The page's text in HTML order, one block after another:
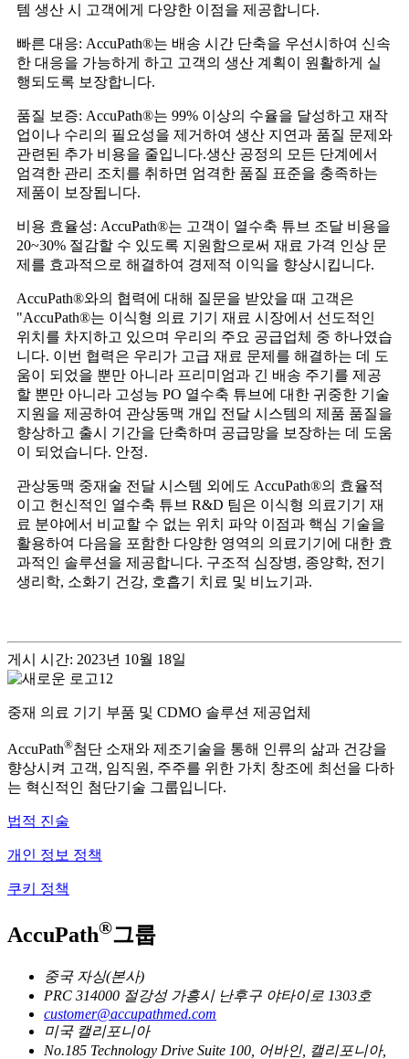
템 생산 시 고객에게 다양한 이점을 제공합니다.
빠른 대응: AccuPath®는 배송 시간 단축을 우선시하여 신속
한 대응을 가능하게 하고 고객의 생산 계획이 원활하게 실
행되도록 보장합니다.
품질 보증: AccuPath®는 99% 이상의 수율을 달성하고 재작
업이나 수리의 필요성을 제거하여 생산 지연과 품질 문제와
관련된 추가 비용을 줄입니다.생산 공정의 모든 단계에서
엄격한 관리 조치를 취하면 엄격한 품질 표준을 충족하는
제품이 보장됩니다.
비용 효율성: AccuPath®는 고객이 열수축 튜브 조달 비용을
20~30% 절감할 수 있도록 지원함으로써 재료 가격 인상 문
제를 효과적으로 해결하여 경제적 이익을 향상시킵니다.
AccuPath®와의 협력에 대해 질문을 받았을 때 고객은
"AccuPath®는 이식형 의료 기기 재료 시장에서 선도적인
위치를 차지하고 있으며 우리의 주요 공급업체 중 하나였습
니다. 이번 협력은 우리가 고급 재료 문제를 해결하는 데 도
움이 되었을 뿐만 아니라 프리미엄과 긴 배송 주기를 제공
할 뿐만 아니라 고성능 PO 열수축 튜브에 대한 귀중한 기술
지원을 제공하여 관상동맥 개입 전달 시스템의 제품 품질을
향상하고 출시 기간을 단축하며 공급망을 보장하는 데 도움
이 되었습니다. 안정.
관상동맥 중재술 전달 시스템 외에도 AccuPath®의 효율적
이고 헌신적인 열수축 튜브 R&D 팀은 이식형 의료기기 재
료 분야에서 비교할 수 없는 위치 파악 이점과 핵심 기술을
활용하여 다음을 포함한 다양한 영역의 의료기기에 대한 효
과적인 솔루션을 제공합니다. 구조적 심장병, 종양학, 전기
생리학, 소화기 건강, 호흡기 치료 및 비뇨기과.
게시 시간: 2023년 10월 18일
중재 의료 기기 부품 및 CDMO 솔루션 제공업체
AccuPath®첨단 소재와 제조기술을 통해 인류의 삶과 건강을
향상시켜 고객, 임직원, 주주를 위한 가치 창조에 최선을 다하
는 혁신적인 첨단기술 그룹입니다.
법적 진술
개인 정보 정책
쿠키 정책
AccuPath®그룹
중국 자싱(본사)
PRC 314000 절강성 가흥시 난후구 야타이로 1303호
customer@accupathmed.com
미국 캘리포니아
No.185 Technology Drive Suite 100, 어바인, 캘리포니아,